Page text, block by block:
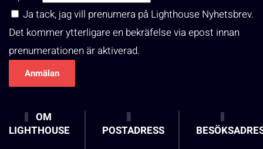
Ja tack, jag vill prenumera på Lighthouse Nyhetsbrev.
Det kommer ytterligare en bekräfelse via epost innan
prenumerationen är aktiverad.
OM
LIGHTHOUSE
POSTADRESS